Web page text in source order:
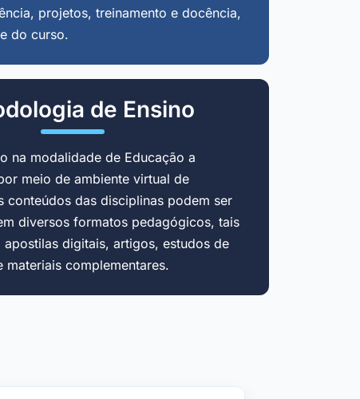
projetos, treinamento e docência,
do curso.
de Ensino
na modalidade de Educação a
meio de ambiente virtual de
conteúdos das disciplinas podem ser
diversos formatos pedagógicos, tais
digitais, artigos, estudos de
materiais complementares.